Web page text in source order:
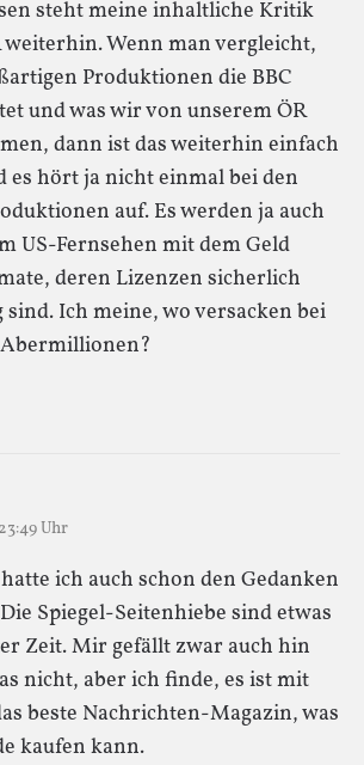
steht meine inhaltliche Kritik
weiterhin. Wenn man vergleicht,
Produktionen die BBC
und was wir von unserem ÖR
dann ist das weiterhin einfach
es hört ja nicht einmal bei den
auf. Es werden ja auch
US-Fernsehen mit dem Geld
deren Lizenzen sicherlich
Ich meine, wo versacken bei
Uhr
ich auch schon den Gedanken
Spiegel-Seitenhiebe sind etwas
Zeit. Mir gefällt zwar auch hin
nicht, aber ich finde, es ist mit
beste Nachrichten-Magazin, was
kaufen kann.